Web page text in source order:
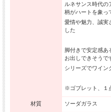
ルネサンス時代の
柄がハートを象っ
愛情や魅力、誠実
した
脚付きで安定感あ
お出しできそうで
シリーズでワイン
※ゴブレット、１
材質 ソーダガラス